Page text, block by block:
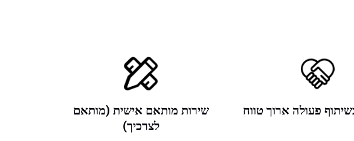
פעולה ארוך טווח
שירות מותאם אישית (מותאם
לצרכיך)